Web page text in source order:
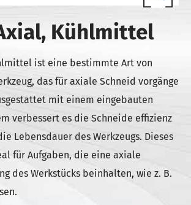
Kühlmittel
ist eine bestimmte Art von
das für axiale Schneid vorgänge
mit einem eingebauten
verbessert es die Schneide effizienz
Lebensdauer des Werkzeugs. Dieses
für Aufgaben, die eine axiale
des Werkstücks beinhalten, wie z. B.